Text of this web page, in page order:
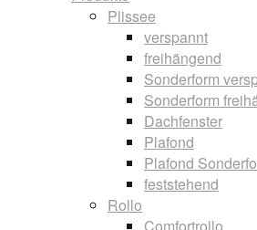
Plissee
verspannt
freihängend
Sonderform
Sonderform
Dachfenster
Plafond
Plafond
feststehend
Rollo